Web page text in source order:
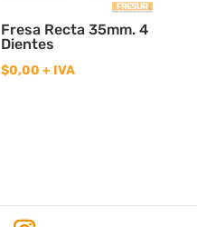
Fresa Recta 35mm. 4
Dientes
$0,00 + IVA